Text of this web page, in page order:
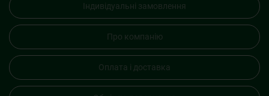
Індивідуальні замовлення
Про компанію
Оплата і доставка